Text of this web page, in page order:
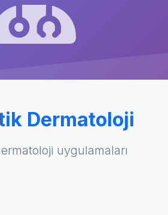
Dermatoloji
uygulamaları